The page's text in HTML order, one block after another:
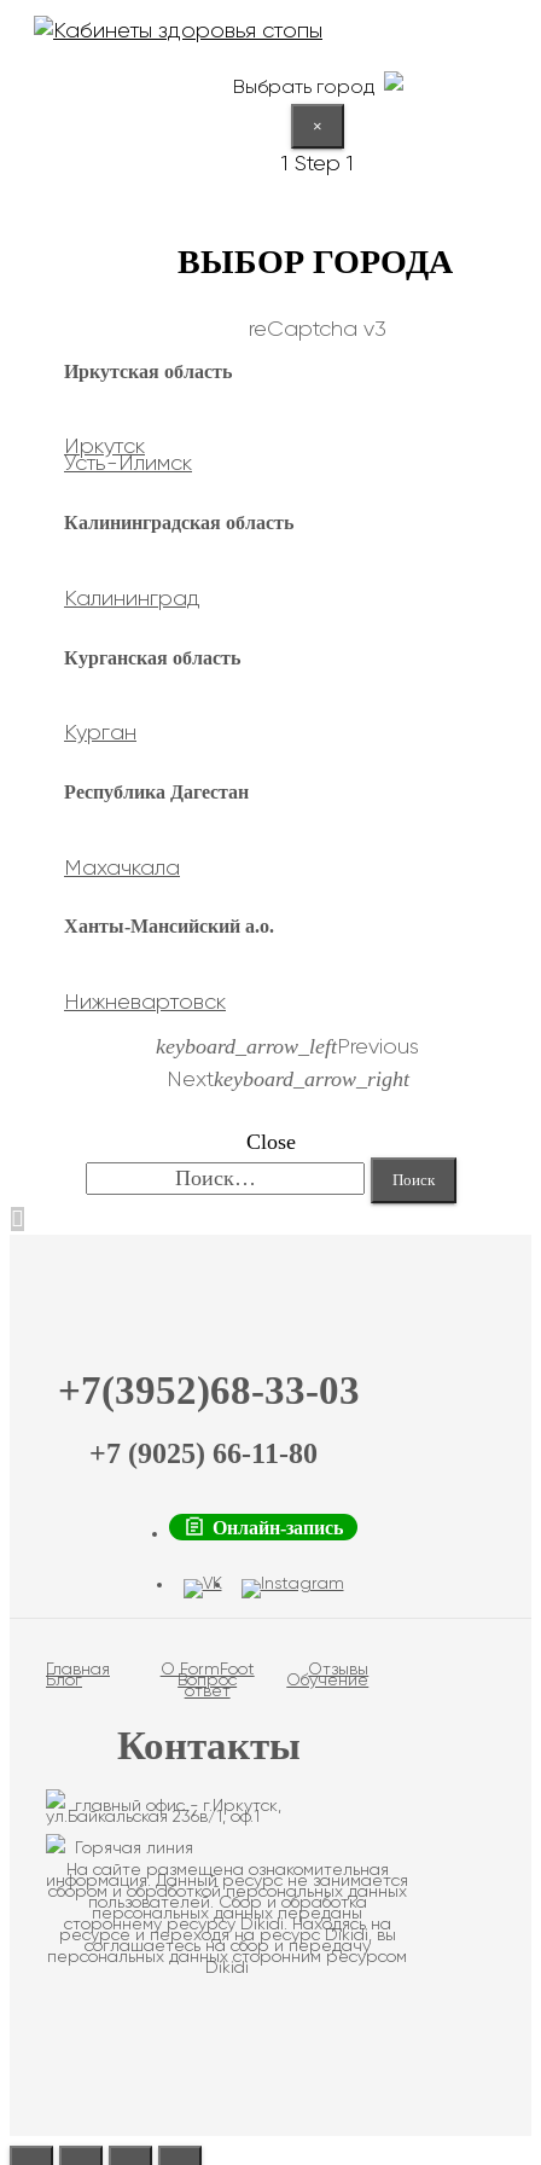
Выбрать город
×
1 Step 1
ВЫБОР ГОРОДА
reCaptcha v3
Иркутская область
Иркутск
Усть-Илимск
Калининградская область
Калининград
Курганская область
Курган
Республика Дагестан
Махачкала
Ханты-Мансийский а.о.
Нижневартовск
keyboard_arrow_leftPrevious
Nextkeyboard_arrow_right
Close
+7(3952)68-33-03
+7 (9025) 66-11-80
Онлайн-запись
Главная О FormFoot Отзывы
Блог Вопрос
ответ
Обучение
Контакты
главный офис - г.Иркутск,
ул.Байкальская 236в/1, оф.1
Горячая линия
На сайте размещена ознакомительная
информация. Данный ресурс не занимается
сбором и обработкой персональных данных
пользователей. Сбор и обработка
персональных данных переданы
стороннему ресурсу Dikidi. Находясь на
ресурсе и переходя на ресурс Dikidi, вы
соглашаетесь на сбор и передачу
персональных данных сторонним ресурсом
Dikidi